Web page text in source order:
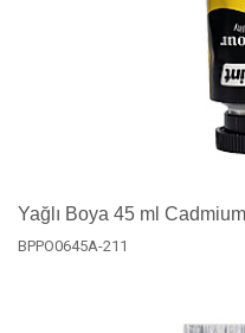
Yağlı Boya 45 ml
BPPO0645A-211